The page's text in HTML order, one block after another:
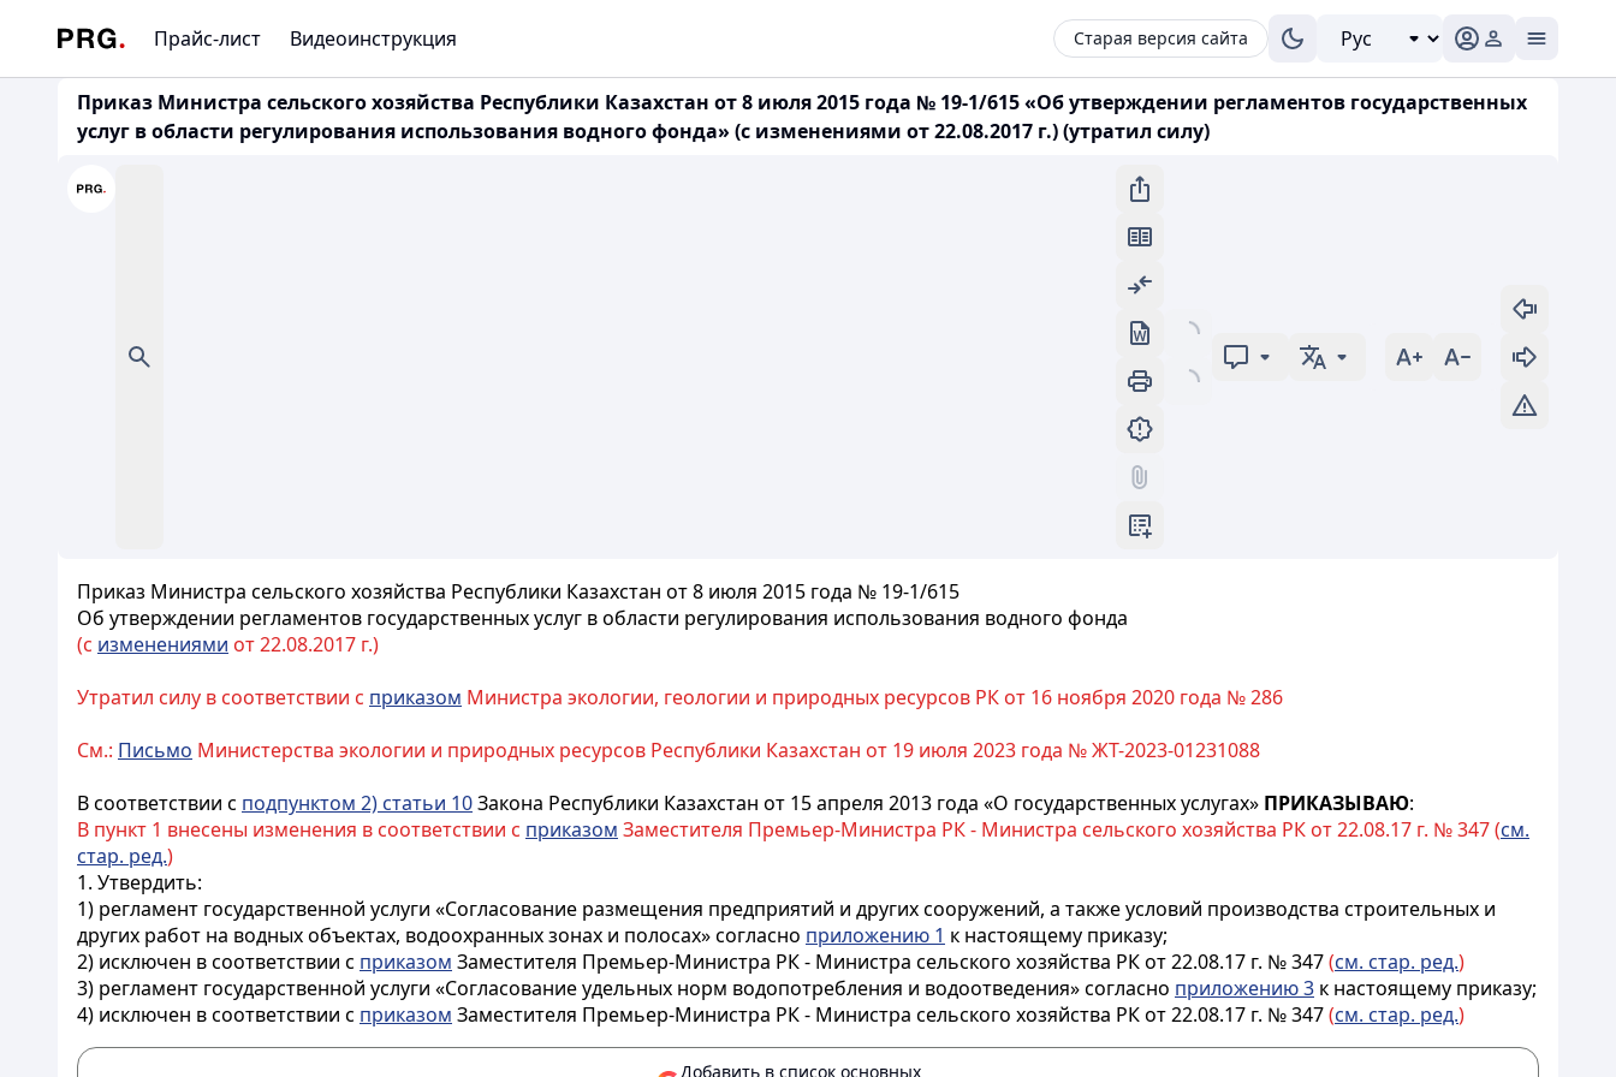
Прайс-лист Видеоинструкция Старая версия сайта
Приказ Министра сельского хозяйства Республики Казахстан от 8 июля 2015 года № 19-1/615 «Об утверждении регламентов государственных
услуг в области регулирования использования водного фонда» (с изменениями от 22.08.2017 г.) (утратил силу)
Приказ Министра сельского хозяйства Республики Казахстан от 8 июля 2015 года № 19-1/615
Об утверждении регламентов государственных услуг в области регулирования использования водного фонда
(с изменениями от 22.08.2017 г.)
Утратил силу в соответствии с приказом Министра экологии, геологии и природных ресурсов РК от 16 ноября 2020 года № 286
См.: Письмо Министерства экологии и природных ресурсов Республики Казахстан от 19 июля 2023 года № ЖТ-2023-01231088
В соответствии с подпунктом 2) статьи 10Закона Республики Казахстан от 15 апреля 2013 года «О государственных услугах» ПРИКАЗЫВАЮ:
В пункт 1 внесены изменения в соответствии с приказом Заместителя Премьер-Министра РК - Министра сельского хозяйства РК от 22.08.17 г. № 347 (см.
стар. ред.)
1. Утвердить:
1) регламент государственной услуги «Согласование размещения предприятий и других сооружений, а также условий производства строительных и
других работ на водных объектах, водоохранных зонах и полосах» согласно приложению 1 к настоящему приказу;
2) исключен в соответствии с приказом Заместителя Премьер-Министра РК - Министра сельского хозяйства РК от 22.08.17 г. № 347(см. стар. ред.)
3) регламент государственной услуги «Согласование удельных норм водопотребления и водоотведения» согласно приложению 3 к настоящему приказу;
4) исключен в соответствии с приказом Заместителя Премьер-Министра РК - Министра сельского хозяйства РК от 22.08.17 г. № 347(см. стар. ред.)
Добавить в список основных